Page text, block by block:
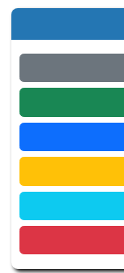
左邊區域內容